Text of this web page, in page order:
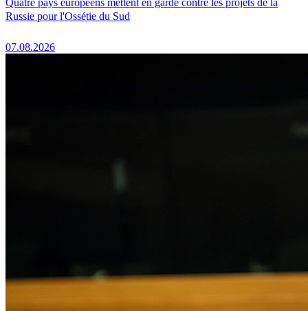
Russie pour l'Ossétie du Sud
07.08.2026